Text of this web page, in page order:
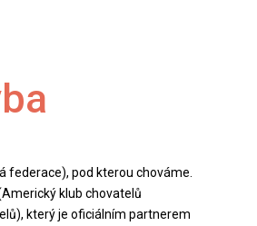
federace), pod kterou chováme.
klub chovatelů
který je oficiálním partnerem